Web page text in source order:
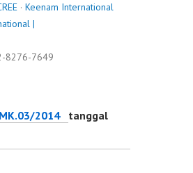
· Keenam International
|
8276-7649
2014
tanggal